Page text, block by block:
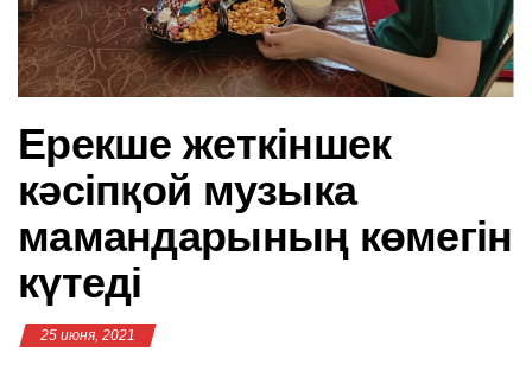
Ерекше жеткіншек
кәсіпқой музыка
мамандарының көмегін
күтеді
25 июня, 2021